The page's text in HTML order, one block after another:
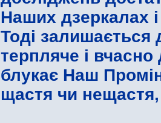
Наших дзеркалах
Тоді залишається
терпляче і
блукає Наш
щастя чи